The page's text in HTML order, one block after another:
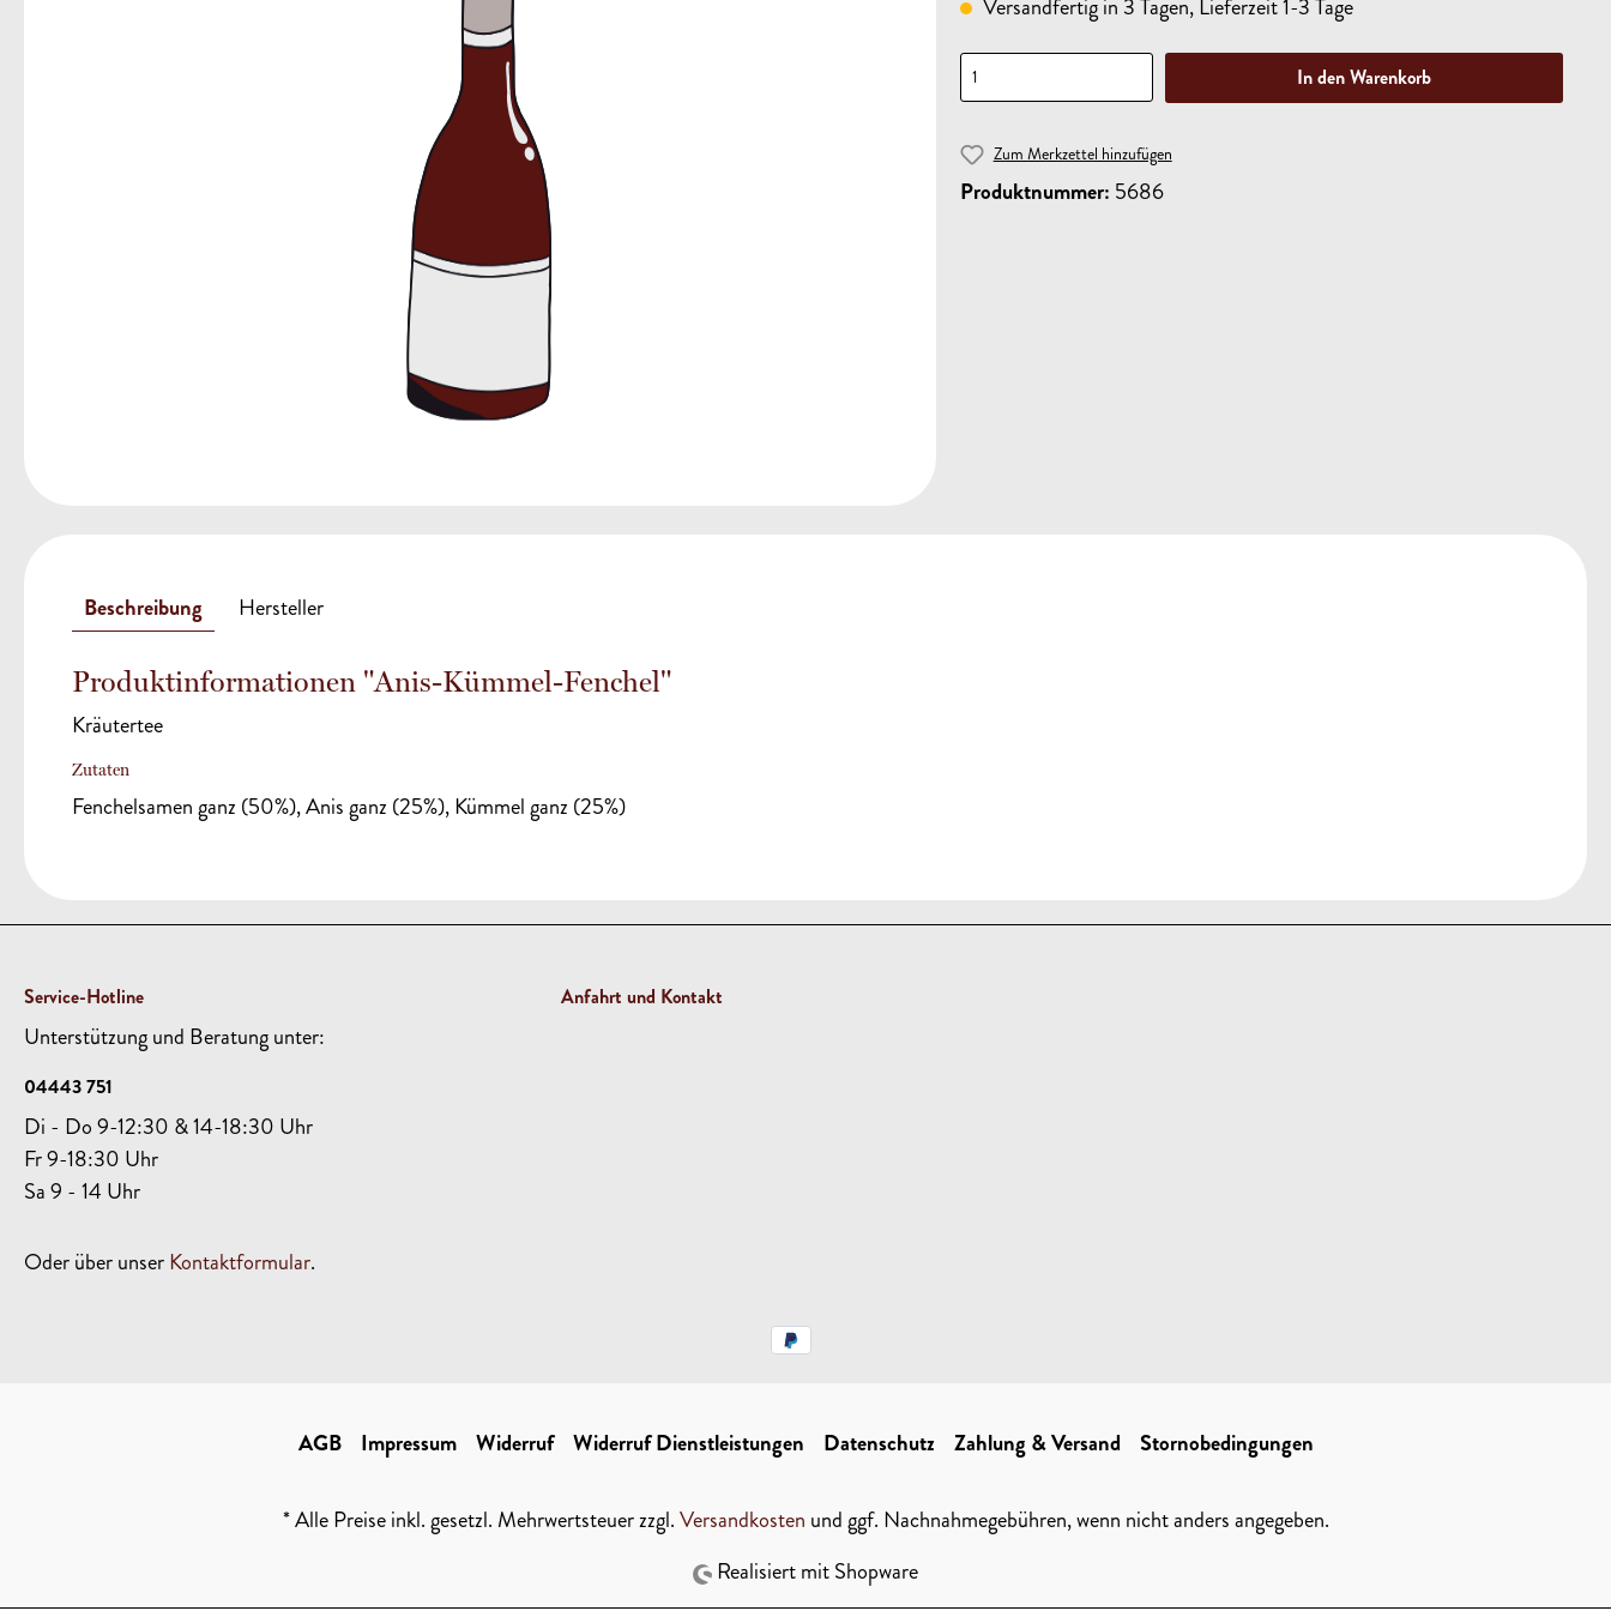
Versandfertig in 3 Tagen, Lieferzeit 1-3 Tage
In den Warenkorb
Zum Merkzettel hinzufügen
Produktnummer: 5686
Beschreibung Hersteller
Produktinformationen "Anis-Kümmel-Fenchel"
Kräutertee
Zutaten
Fenchelsamen ganz (50%), Anis ganz (25%), Kümmel ganz (25%)
Service-Hotline
Unterstützung und Beratung unter:
04443 751
Di - Do 9-12:30 & 14-18:30 Uhr
Fr 9-18:30 Uhr
Sa 9 - 14 Uhr
Oder über unserKontaktformular.
Anfahrt und Kontakt
AGB Impressum Widerruf Widerruf Dienstleistungen Datenschutz Zahlung & Versand Stornobedingungen
* Alle Preise inkl. gesetzl. Mehrwertsteuer zzgl.Versandkosten und ggf. Nachnahmegebühren, wenn nicht anders angegeben.
Realisiert mit Shopware